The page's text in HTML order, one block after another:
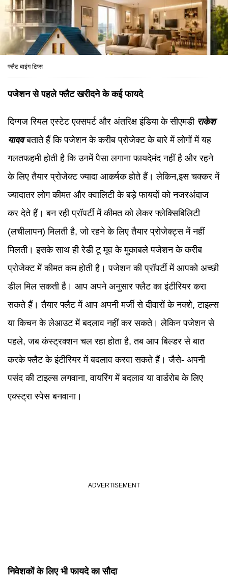
फ्लैट बाइंग टिप्स
पजेशन से पहले फ्लैट खरीदने के कई फायदे
दिग्गज रियल एस्टेट एक्सपर्ट और अंतरिक्ष इंडिया के सीएमडी राकेश
यादवबताते हैं कि पजेशन के करीब प्रोजेक्ट के बारे में लोगों में यह
गलतफहमी होती है कि उनमें पैसा लगाना फायदेमंद नहीं है और रहने
के लिए तैयार प्रोजेक्ट ज्यादा आकर्षक होते हैं। लेकिन,इस चक्कर में
ज्यादातर लोग कीमत और क्वालिटी के बड़े फायदों को नजरअंदाज
कर देते हैं। बन रही प्रॉपर्टी में कीमत को लेकर फ्लेक्सिबिलिटी
(लचीलापन) मिलती है, जो रहने के लिए तैयार प्रोजेक्ट्स में नहीं
मिलती। इसके साथ ही रेडी टू मूव के मुकाबले पजेशन के करीब
प्रोजेक्ट में कीमत कम होती है। पजेशन की प्रॉपर्टी में आपको अच्छी
डील मिल सकती है। आप अपने अनुसार फ्लैट का इंटीरियर करा
सकते हैं। तैयार फ्लैट में आप अपनी मर्जी से दीवारों के नक्शे, टाइल्स
या किचन के लेआउट में बदलाव नहीं कर सकते। लेकिन पजेशन से
पहले, जब कंस्ट्रक्शन चल रहा होता है, तब आप बिल्डर से बात
करके फ्लैट के इंटीरियर में बदलाव करवा सकते हैं। जैसे- अपनी
पसंद की टाइल्स लगवाना, वायरिंग में बदलाव या वार्डरोब के लिए
एक्स्ट्रा स्पेस बनवाना।
निवेशकों के लिए भी फायदे का सौदा